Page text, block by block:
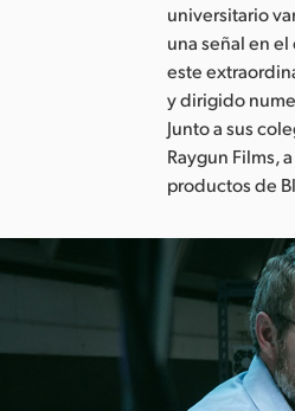
universitario
una señal en
este
y dirigido
Junto a sus
Raygun Films,
productos de